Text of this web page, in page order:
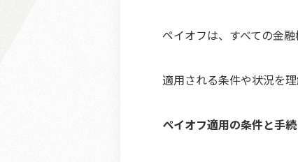
ペイオフは、すべての金
適用される条件や状況を
ペイオフ適用の条件と手